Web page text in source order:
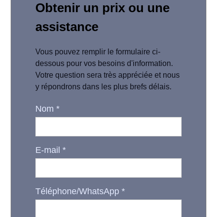
Obtenir un prix ou une
assistance
Vous pouvez remplir le formulaire ci-
dessous pour vos besoins d'information.
Votre question sera très appréciée et nous
y répondrons dans les plus brefs délais.
Nom*
E-mail*
Téléphone/WhatsApp*